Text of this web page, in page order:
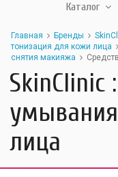
Каталог
Главная Бренды
тонизация для кожи лица
снятия макияжа
SkinClinic
лица